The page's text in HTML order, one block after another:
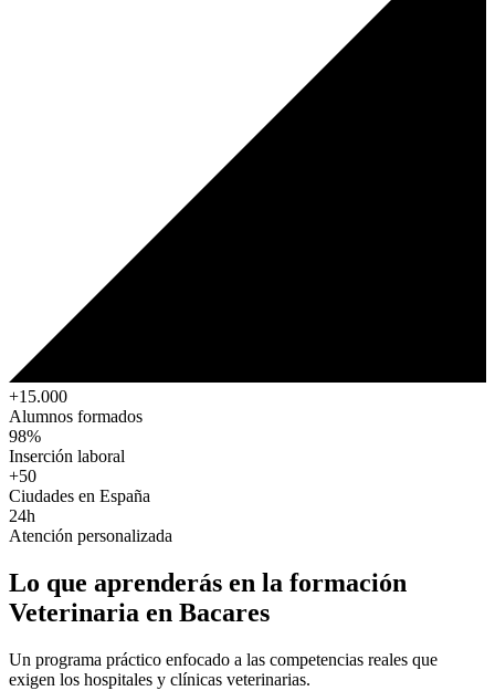
+15.000
Alumnos formados
98%
Inserción laboral
+50
Ciudades en España
24h
Atención personalizada
Lo que aprenderás en la formación
Veterinaria en Bacares
Un programa práctico enfocado a las competencias reales que
exigen los hospitales y clínicas veterinarias.